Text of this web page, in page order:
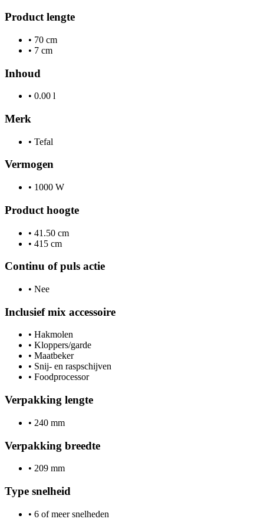
Product lengte
• 70 cm
• 7 cm
Inhoud
• 0.00 l
Merk
• Tefal
Vermogen
• 1000 W
Product hoogte
• 41.50 cm
• 415 cm
Continu of puls actie
• Nee
Inclusief mix accessoire
• Hakmolen
• Kloppers/garde
• Maatbeker
• Snij- en raspschijven
• Foodprocessor
Verpakking lengte
• 240 mm
Verpakking breedte
• 209 mm
Type snelheid
• 6 of meer snelheden